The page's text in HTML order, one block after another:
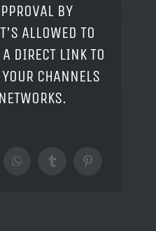
BY
ALLOWED TO
DIRECT LINK TO
CHANNELS
WhatsAppTumblrPinterest